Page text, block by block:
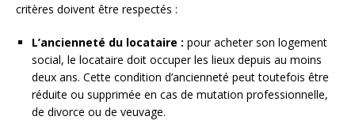
critères doivent être respectés :
L’ancienneté du locataire : pour acheter son logement
social, le locataire doit occuper les lieux depuis au moins
deux ans. Cette condition d’ancienneté peut toutefois être
réduite ou supprimée en cas de mutation professionnelle,
de divorce ou de veuvage.